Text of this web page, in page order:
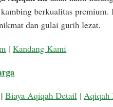
berkualitas premium.
dan gulai gurih lezat.
|Kandang Kami
Biaya Aqiqah Detail| Aqiqah